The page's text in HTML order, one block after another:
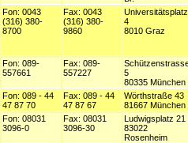
Fon: 0043
(316) 380-
8700
Fax: 0043
(316) 380-
9860
Universitätsplatz
4
8010 Graz
Fon: 089-
557661
Fax: 089-
557227
5
80335 München
Fon: 089 - 44
47 87 70
Fax: 089 - 44
47 87 67
Wörthstraße 43
81667 München
Fon: 08031
3096-0
Fax: 08031
3096-30
Ludwigsplatz 21
83022
Rosenheim